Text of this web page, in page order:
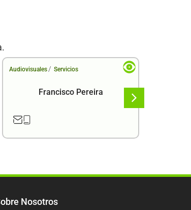
Audiovisuales / Servicios
Francisco Pereira
Nosotros